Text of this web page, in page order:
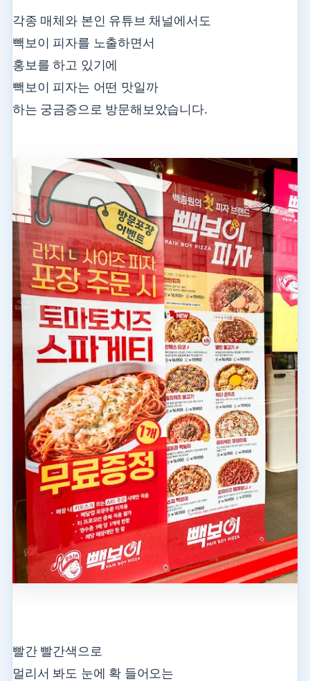
각종 매체와 본인 유튜브 채널에서도
빽보이 피자를 노출하면서
홍보를 하고 있기에
빽보이 피자는 어떤 맛일까
하는 궁금증으로 방문해보았습니다.
빨간 빨간색으로
멀리서 봐도 눈에 확 들어오는